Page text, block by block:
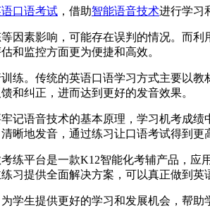
口语考试 ，借助智能语音技术进行学习
因素影响，可能存在误判的情况。而
和监控方面更为便捷和高效。
练。传统的英语口语学习方式主要以
和纠正，进而达到更好的发音效果。
记语音技术的基本原理，学习机考成
晰地发音，通过练习让口语考试得到更
练平台是一款K12智能化考辅产品，
提供全面解决方案，可以真正做到
学生提供更好的学习和发展机会，帮助